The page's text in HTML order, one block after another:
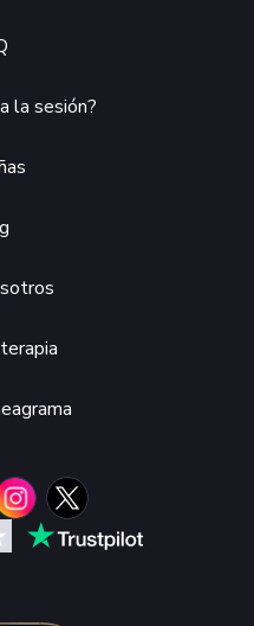
la sesión?